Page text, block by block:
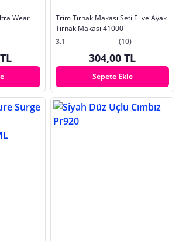
Wear
Trim Tırnak Makası Seti El ve Ayak
Tırnak Makası 41000
3.1
(10)
304,00 TL
Sepete Ekle